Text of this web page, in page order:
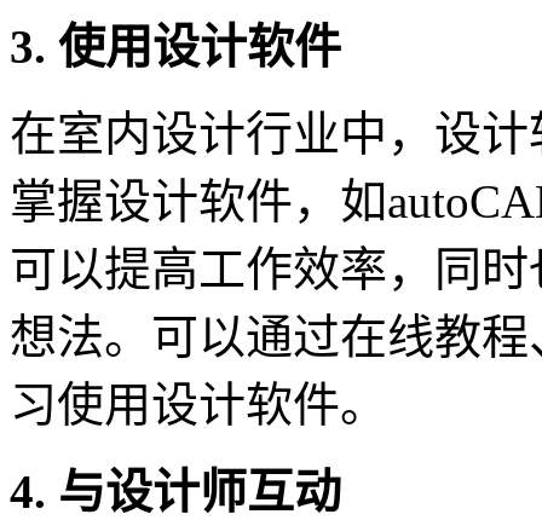
3. 使用设计软件
在室内设计行业中，设
掌握设计软件，如
可以提高工作效率，同
想法。可以通过在线教
习使用设计软件。
4. 与设计师互动